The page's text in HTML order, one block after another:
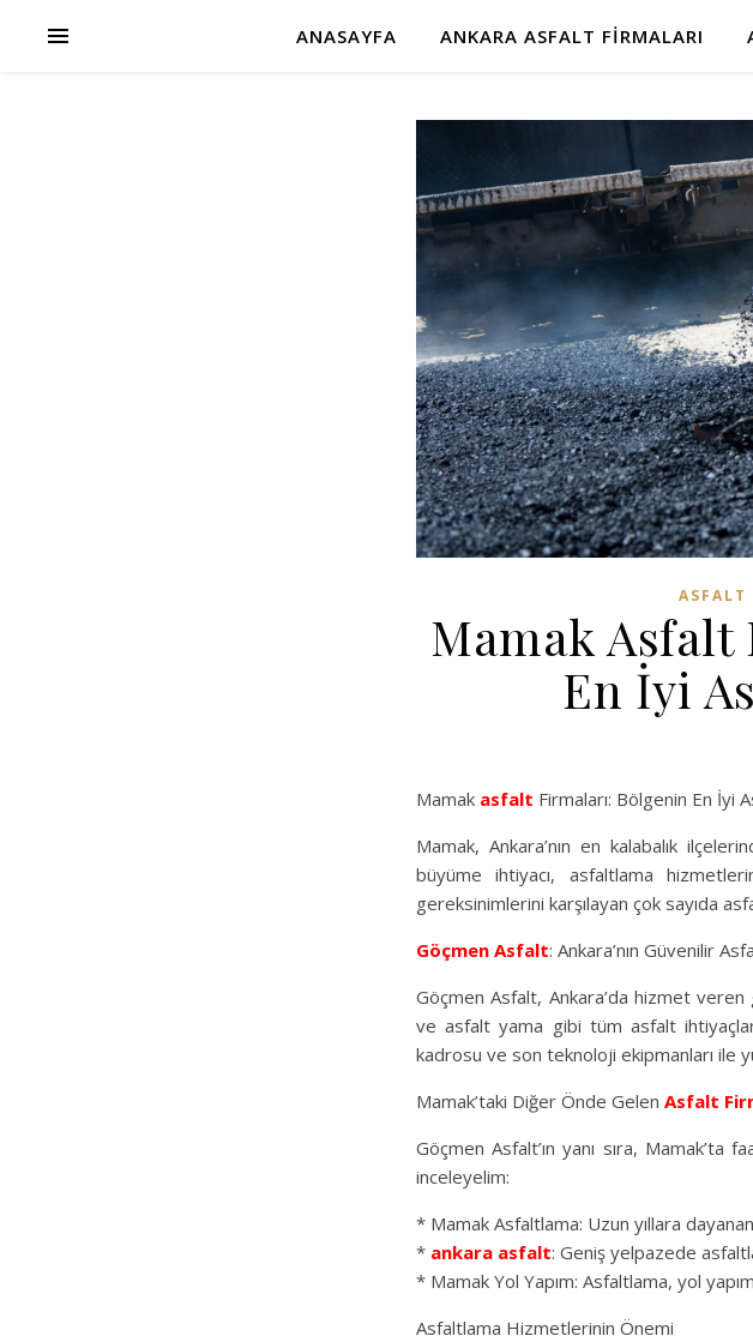
ANASAYFA ANKARA ASFALT FIRMALARI
ASFALT
Mamak Asfalt
En İyi
Mamak asfalt Firmaları: Bölgenin En İyi
Mamak, Ankara’nın en kalabalık
büyüme ihtiyacı, asfaltlama
gereksinimlerini karşılayan çok sayıda
Göçmen Asfalt: Ankara’nın Güvenilir
Göçmen Asfalt, Ankara’da hizmet
ve asfalt yama gibi tüm asfalt
kadrosu ve son teknoloji ekipmanları
Mamak’taki Diğer Önde Gelen Asfalt
Göçmen Asfalt’ın yanı sıra,
inceleyelim:
* Mamak Asfaltlama: Uzun yıllara
* ankara asfalt: Geniş yelpazede
* Mamak Yol Yapım: Asfaltlama, yol
Asfaltlama Hizmetlerinin Önemi